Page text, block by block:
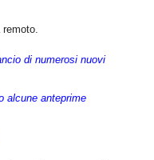
di numerosi nuovi
alcune anteprime